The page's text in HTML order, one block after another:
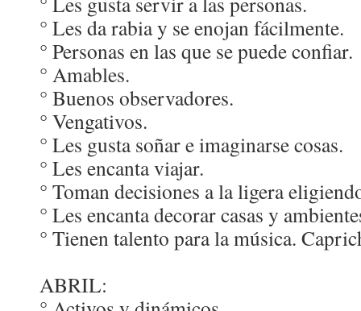
° Les da rabia y se enojan fácilmente.
° Personas en las que se puede confiar.
° Amables.
° Buenos observadores.
° Vengativos.
° Les gusta soñar e imaginarse cosas.
° Les encanta viajar.
° Toman decisiones a la ligera
° Les encanta decorar casas y
° Tienen talento para la música.
ABRIL: